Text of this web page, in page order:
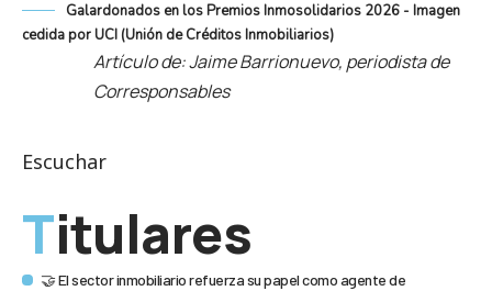
Galardonados en los Premios Inmosolidarios 2026 - Imagen
cedida por UCI (Unión de Créditos Inmobiliarios)
Artículo de: Jaime Barrionuevo, periodista de
Corresponsables
Escuchar
Titulares
🤝 El sector inmobiliario refuerza su papel como agente de